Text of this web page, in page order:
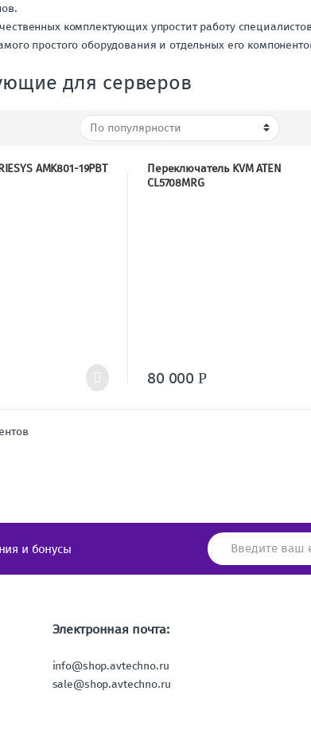
комплектующих упростит работу
простого оборудования и отдельных его
для серверов
AMK801-19PBT
Переключатель KVM ATEN
CL5708MRG
80 000 Р
и бонусы
Электронная почта:
info@shop.avtechno.ru
sale@shop.avtechno.ru